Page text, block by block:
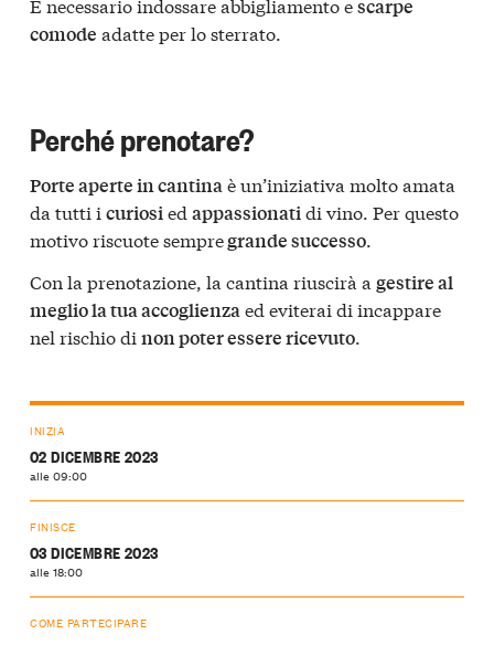
scarpe
comode adatte per lo sterrato.
Perché prenotare?
Porte aperte in cantinaè un’iniziativa molto amata
da tutti i curiosied appassionatidi vino. Per questo
motivo riscuote sempregrande successo.
Con la prenotazione, la cantina riuscirà a gestire al
meglio la tua accoglienzaed eviterai di incappare
nel rischio di non poter essere ricevuto.
INIZIA
02 DICEMBRE 2023
alle 09:00
FINISCE
03 DICEMBRE 2023
alle 18:00
COME PARTECIPARE